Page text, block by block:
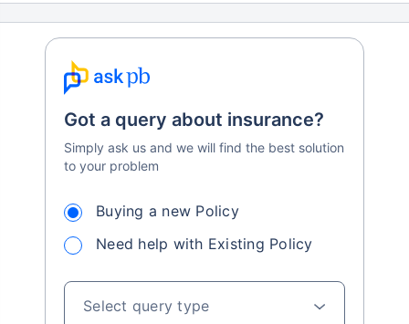
Got a query about insurance?
Simply ask us and we will find the best solution
to your problem
Buying a new Policy
Need help with Existing Policy
Select query type